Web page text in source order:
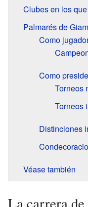
Clubes en los
Palmarés de
Como
Como
Torneos
Torneos
Distinciones
Véase también
La carrera